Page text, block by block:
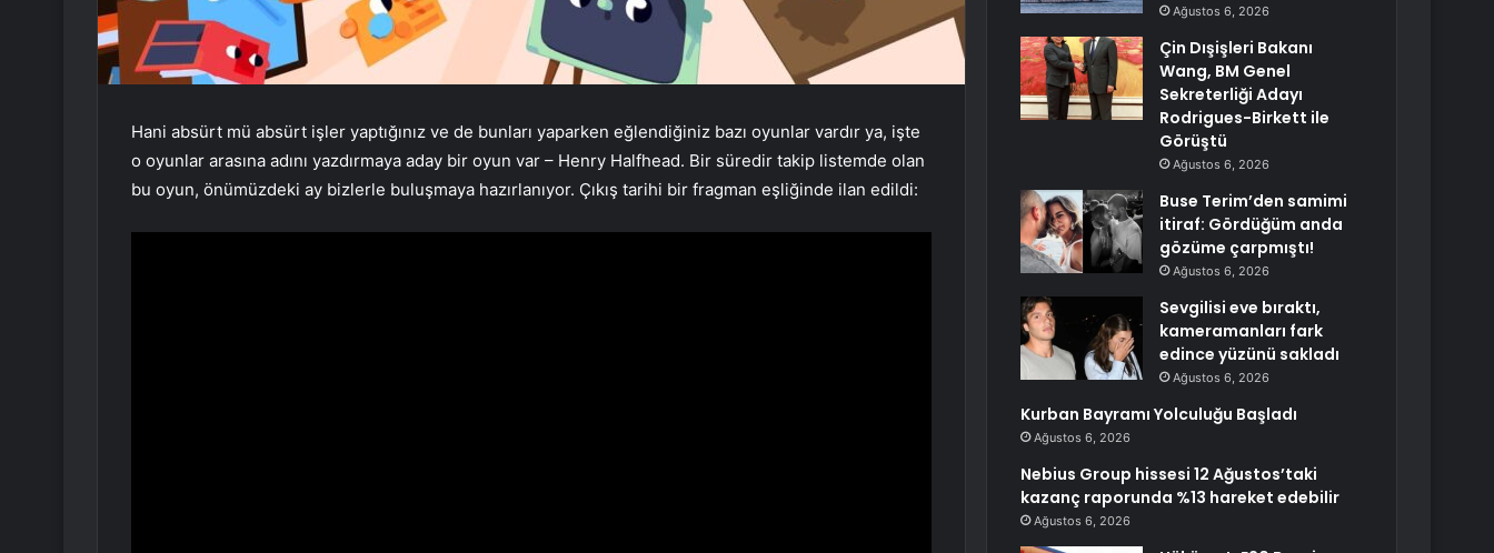
Hani absürt mü absürt işler yaptığınız ve de bunları yaparken eğlendiğiniz bazı oyunlar vardır ya, işte
o oyunlar arasına adını yazdırmaya aday bir oyun var – Henry Halfhead. Bir süredir takip listemde olan
bu oyun, önümüzdeki ay bizlerle buluşmaya hazırlanıyor. Çıkış tarihi bir fragman eşliğinde ilan edildi:
Ağustos 6, 2026
Çin Dışişleri Bakanı
Wang, BM Genel
Sekreterliği Adayı
Rodrigues-Birkett ile
Görüştü
Ağustos 6, 2026
Buse Terim’den samimi
itiraf: Gördüğüm anda
gözüme çarpmıştı!
Ağustos 6, 2026
Sevgilisi eve bıraktı,
kameramanları fark
edince yüzünü sakladı
Ağustos 6, 2026
Kurban Bayramı Yolculuğu Başladı
Ağustos 6, 2026
Nebius Group hissesi 12 Ağustos’taki
kazanç raporunda %13 hareket edebilir
Ağustos 6, 2026